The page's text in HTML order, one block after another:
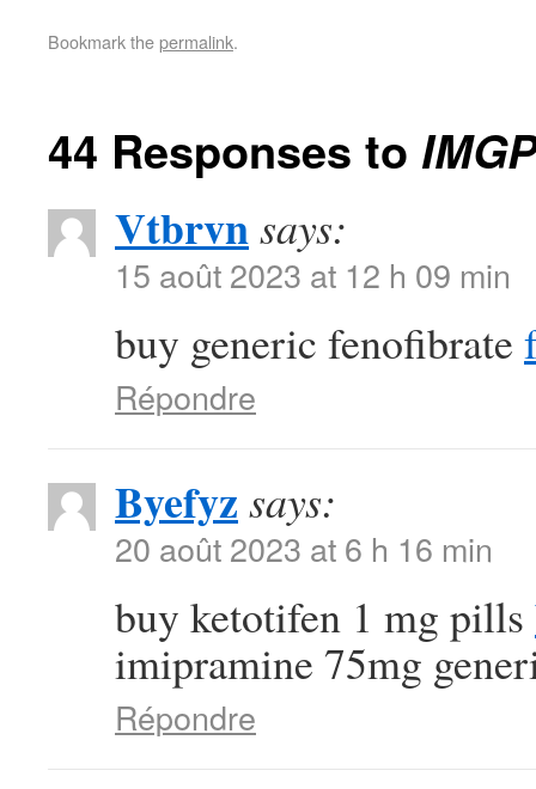
Bookmark thepermalink.
44 Responses to
Vtbrvnsays:
15 août 2023 at 12 h 09 min
buy generic fenofibrate
Répondre
Byefyz says:
20 août 2023 at 6 h 16 min
buy ketotifen 1 mg pills
imipramine 75mg
Répondre